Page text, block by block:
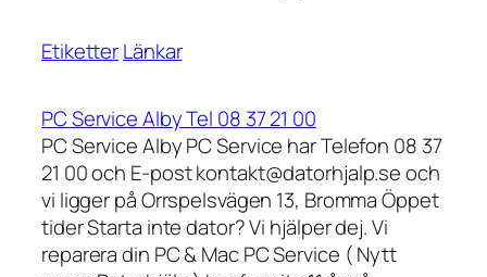
EtiketterLänkar
PC Service Alby Tel 08 37 21 00
PC Service Alby PC Service har Telefon 08 37
21 00 och E-post kontakt@datorhjalp.se och
vi ligger på Orrspelsvägen 13, Bromma Öppet
tider Starta inte dator? Vi hjälper dej. Vi
reparera din PC & Mac PC Service ( Nytt